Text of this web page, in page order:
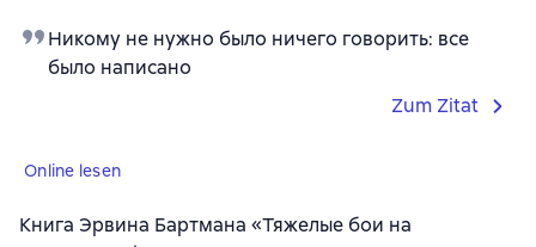
Никому не нужно было ничего говорить: все
было написано
Zum Zitat
Online lesen
Книга Эрвина Бартмана «Тяжелые бои на